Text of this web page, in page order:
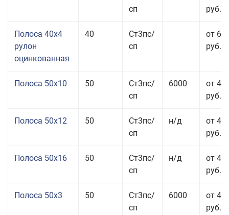
сп
руб.
Полоса 40x4
рулон
оцинкованная
40
Ст3пс/
сп
от 69
руб.
Полоса 50x10 50
Ст3пс/
сп
6000
от 46
руб.
Полоса 50x12 50
Ст3пс/
сп
н/д
от 44
руб.
Полоса 50x16 50
Ст3пс/
сп
н/д
от 49
руб.
Полоса 50x3 50
Ст3пс/
сп
6000
от 45
руб.